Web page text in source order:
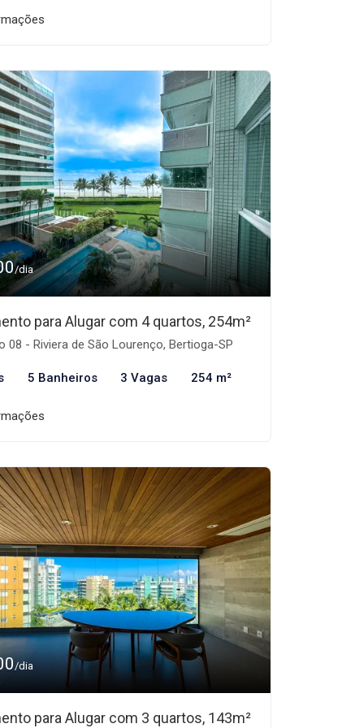
/dia
para Alugar com 4 quartos, 254m²
08 - Riviera de São Lourenço, Bertioga-SP
5 Banheiros 3 Vagas 254 m²
/dia
para Alugar com 3 quartos, 143m²